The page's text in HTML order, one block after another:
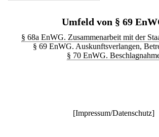
Umfeld von § 69
§ 68a EnWG. Zusammenarbeit mit der
§ 69 EnWG. Auskunftsverlangen,
§ 70 EnWG.
[Impressum/Datenschutz]